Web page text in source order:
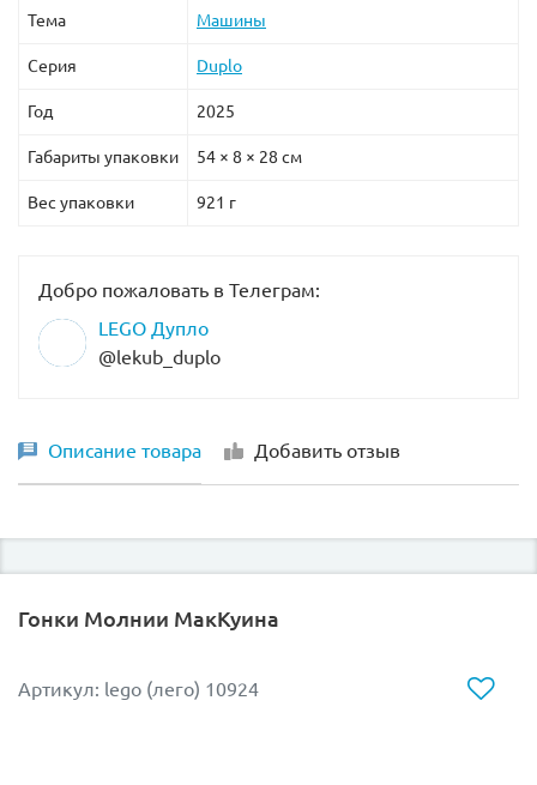
Тема Машины
Серия Duplo
Год 2025
Габариты упаковки 54 × 8 × 28 см
Вес упаковки 921 г
Добро пожаловать в Телеграм:
LEGO Дупло
@lekub_duplo
Описание товара Добавить отзыв
Гонки Молнии МакКуина
Артикул: lego (лего) 10924